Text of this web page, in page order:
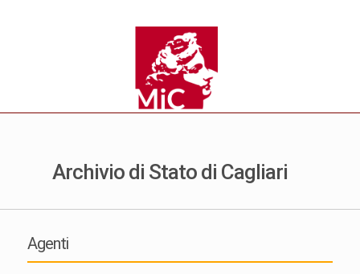
Archivio di Stato di Cagliari
Agenti